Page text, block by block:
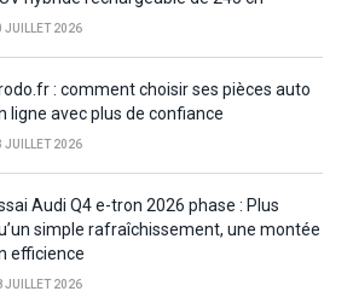
JUILLET 2026
: comment choisir ses pièces auto
ligne avec plus de confiance
JUILLET 2026
Audi Q4 e-tron 2026 phase : Plus
simple rafraîchissement, une montée
efficience
JUILLET 2026